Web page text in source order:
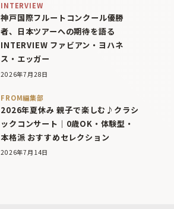
INTERVIEW
神戸国際フルートコンクール優勝
者、日本ツアーへの期待を語る
INTERVIEW ファビアン・ヨハネ
ス・エッガー
2026年7月28日
FROM編集部
2026年夏休み 親子で楽しむ♪クラシ
ックコンサート｜0歳OK・体験型・
本格派 おすすめセレクション
2026年7月14日